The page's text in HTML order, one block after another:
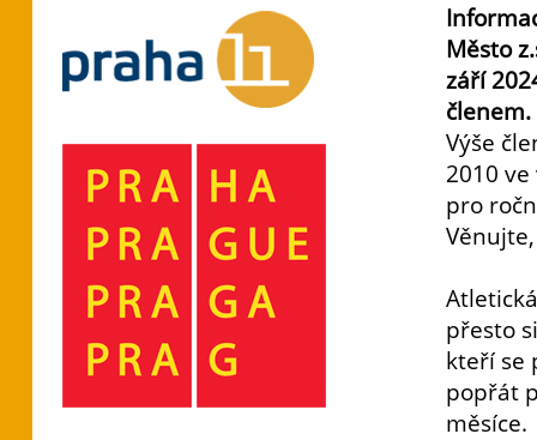
Město
září
členem.
Výše
2010 ve
pro
přesto
kteří se
popřát
měsíce.